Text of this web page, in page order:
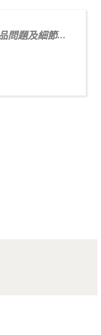
問題及細節...